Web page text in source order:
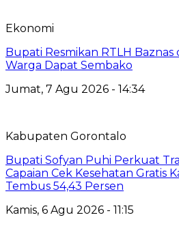
Ekonomi
Bupati Resmikan RTLH Baznas
Warga Dapat Sembako
Jumat, 7 Agu 2026 - 14:34
Kabupaten Gorontalo
Bupati Sofyan Puhi Perkuat
Capaian Cek Kesehatan Gratis
Tembus 54,43 Persen
Kamis, 6 Agu 2026 - 11:15